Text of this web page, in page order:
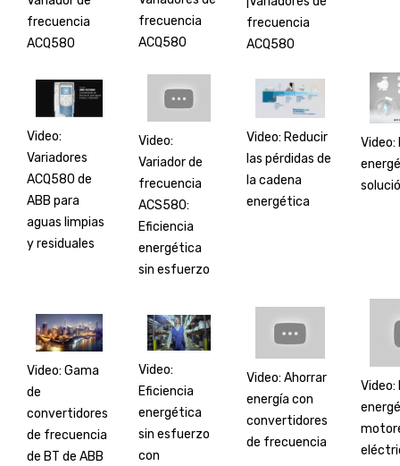
frecuencia
ACQ580
frecuencia
ACQ580
frecuencia
ACQ580
Video:
Variadores
ACQ580 de
ABB para
aguas limpias
y residuales
Video:
Variador de
frecuencia
ACS580:
Eficiencia
energética
sin esfuerzo
Video: Reducir
las pérdidas de
la cadena
energética
Video:
Video: Gama
de
convertidores
de frecuencia
de BT de ABB
Video:
Eficiencia
energética
sin esfuerzo
con
Video: Ahorrar
energía con
convertidores
de frecuencia
Video: